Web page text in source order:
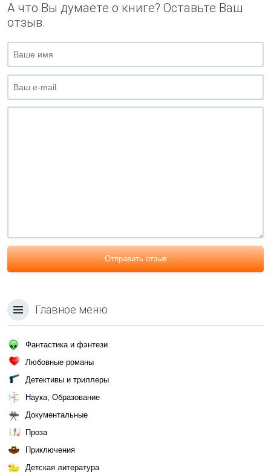
А что Вы думаете о книге? Оставьте Ваш
отзыв.
Отправить отзыв
Главное меню
Фантастика и фэнтези
Любовные романы
Детективы и триллеры
Наука, Образование
Документальные
Проза
Приключения
Детская литература